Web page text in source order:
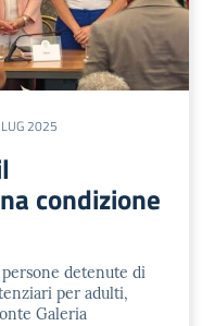
2025
condizione
detenute di
per adulti,
Galeria